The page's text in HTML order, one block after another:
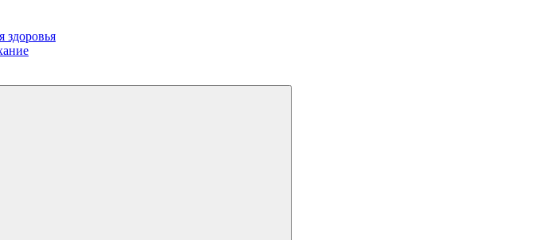
здоровья